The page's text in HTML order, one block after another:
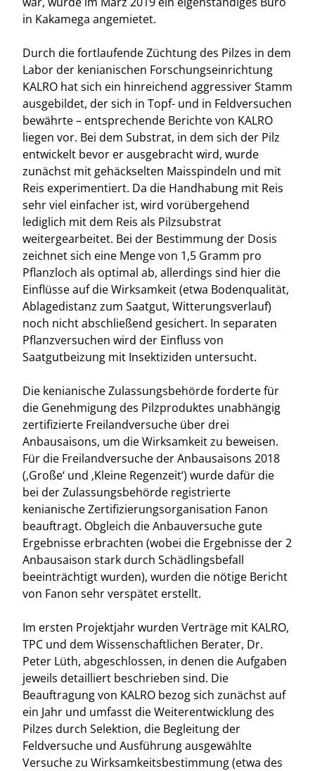
in Kakamega angemietet.
Durch die fortlaufende Züchtung des Pilzes in dem
Labor der kenianischen Forschungseinrichtung
KALRO hat sich ein hinreichend aggressiver Stamm
ausgebildet, der sich in Topf- und in Feldversuchen
bewährte – entsprechende Berichte von KALRO
liegen vor. Bei dem Substrat, in dem sich der Pilz
entwickelt bevor er ausgebracht wird, wurde
zunächst mit gehäckselten Maisspindeln und mit
Reis experimentiert. Da die Handhabung mit Reis
sehr viel einfacher ist, wird vorübergehend
lediglich mit dem Reis als Pilzsubstrat
weitergearbeitet. Bei der Bestimmung der Dosis
zeichnet sich eine Menge von 1,5 Gramm pro
Pflanzloch als optimal ab, allerdings sind hier die
Einflüsse auf die Wirksamkeit (etwa Bodenqualität,
Ablagedistanz zum Saatgut, Witterungsverlauf)
noch nicht abschließend gesichert. In separaten
Pflanzversuchen wird der Einfluss von
Saatgutbeizung mit Insektiziden untersucht.
Die kenianische Zulassungsbehörde forderte für
die Genehmigung des Pilzproduktes unabhängig
zertifizierte Freilandversuche über drei
Anbausaisons, um die Wirksamkeit zu beweisen.
Für die Freilandversuche der Anbausaisons 2018
(‚Große‘ und ‚Kleine Regenzeit‘) wurde dafür die
bei der Zulassungsbehörde registrierte
kenianische Zertifizierungsorganisation Fanon
beauftragt. Obgleich die Anbauversuche gute
Ergebnisse erbrachten (wobei die Ergebnisse der 2
Anbausaison stark durch Schädlingsbefall
beeinträchtigt wurden), wurden die nötige Bericht
von Fanon sehr verspätet erstellt.
Im ersten Projektjahr wurden Verträge mit KALRO,
TPC und dem Wissenschaftlichen Berater, Dr.
Peter Lüth, abgeschlossen, in denen die Aufgaben
jeweils detailliert beschrieben sind. Die
Beauftragung von KALRO bezog sich zunächst auf
ein Jahr und umfasst die Weiterentwicklung des
Pilzes durch Selektion, die Begleitung der
Feldversuche und Ausführung ausgewählte
Versuche zu Wirksamkeitsbestimmung (etwa des